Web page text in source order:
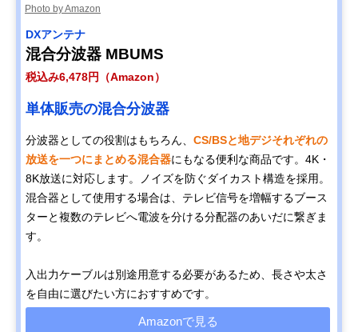
Photo by Amazon
DXアンテナ
混合分波器 MBUMS
税込み6,478円（Amazon）
単体販売の混合分波器
分波器としての役割はもちろん、 CS/BSと地デジそれぞれの
放送を一つにまとめる混合器にもなる便利な商品です。4K・
8K放送に対応します。ノイズを防ぐダイカスト構造を採用。
混合器として使用する場合は、テレビ信号を増幅するブース
ターと複数のテレビへ電波を分ける分配器のあいだに繋ぎま
す。
入出力ケーブルは別途用意する必要があるため、長さや太さ
を自由に選びたい方におすすめです。
Amazonで見る